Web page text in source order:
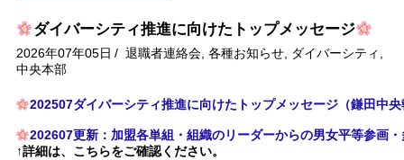
ダイバーシティ推進に向けたトップメッセージ
2026年07年05日 / 退職者連絡会, 各種お知らせ, ダイバーシティ ,
中央本部
202507ダイバーシティ推進に向けたトップメッセージ（鎌田中
202607更新：加盟各単組・組織のリーダーからの男女平等参画
↑詳細は、こちらをご確認ください。